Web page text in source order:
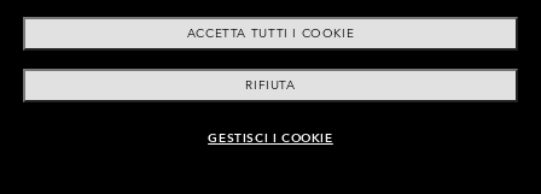
AGGIUNGI AL CARRELLO
Taglia:Taglia unica
VestibilitàRegolare - Fit Universale
Visualizza guida alle taglie
ACCETTA TUTTI I COOKIE
RIFIUTA
GESTISCI I COOKIE